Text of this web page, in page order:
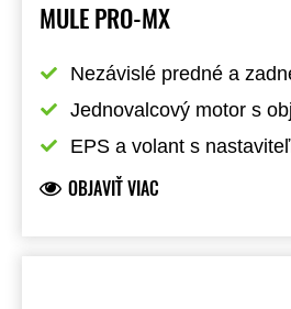
MULE PRO-MX
Nezávislé predné a
Jednovalcový motor s
EPS a volant s
OBJAVIŤ VIAC